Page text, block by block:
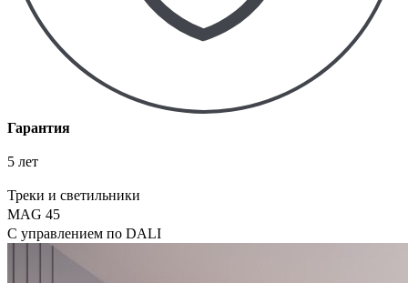
Гарантия
5 лет
Треки и светильники
MAG 45
С управлением по DALI